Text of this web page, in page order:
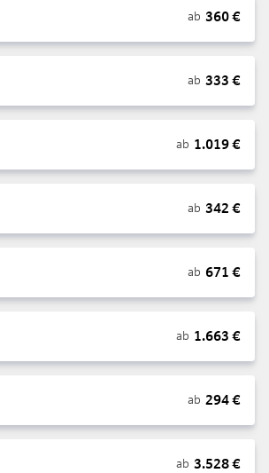
ab 360€
ab 333 €
ab 1.019€
ab 342 €
ab 671 €
ab 1.663 €
ab 294€
ab 3.528€